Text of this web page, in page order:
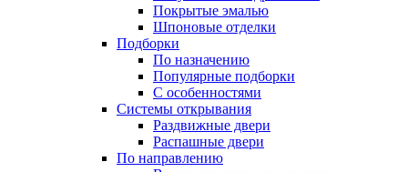
Покрытые эмалью
Шпоновые отделки
Подборки
По назначению
Популярные подборки
С особенностями
Системы открывания
Раздвижные двери
Распашные двери
По направлению